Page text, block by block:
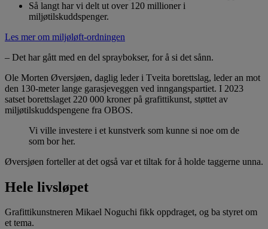
Så langt har vi delt ut over 120 millioner i
miljøtilskuddspenger.
Les mer om miljøløft-ordningen
– Det har gått med en del spraybokser, for å si det sånn.
Ole Morten Øversjøen, daglig leder i Tveita borettslag, leder an mot
den 130-meter lange garasjeveggen ved inngangspartiet. I 2023
satset borettslaget 220 000 kroner på grafittikunst, støttet av
miljøtilskuddspengene fra OBOS.
Vi ville investere i et kunstverk som kunne si noe om de
som bor her.
Øversjøen forteller at det også var et tiltak for å holde taggerne unna.
Hele livsløpet
Grafittikunstneren Mikael Noguchi fikk oppdraget, og ba styret om
et tema.